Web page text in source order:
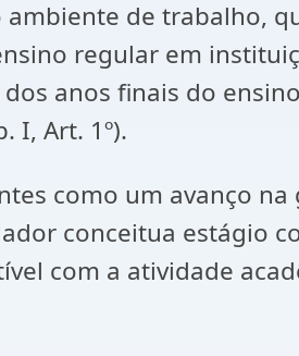
de trabalho,
regular em
anos finais do
I, Art. 1º).
como um avanço
conceitua estágio
com a atividade